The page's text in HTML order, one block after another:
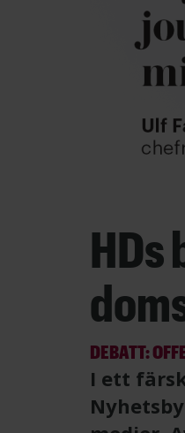
HDs
DEBATT:
I ett